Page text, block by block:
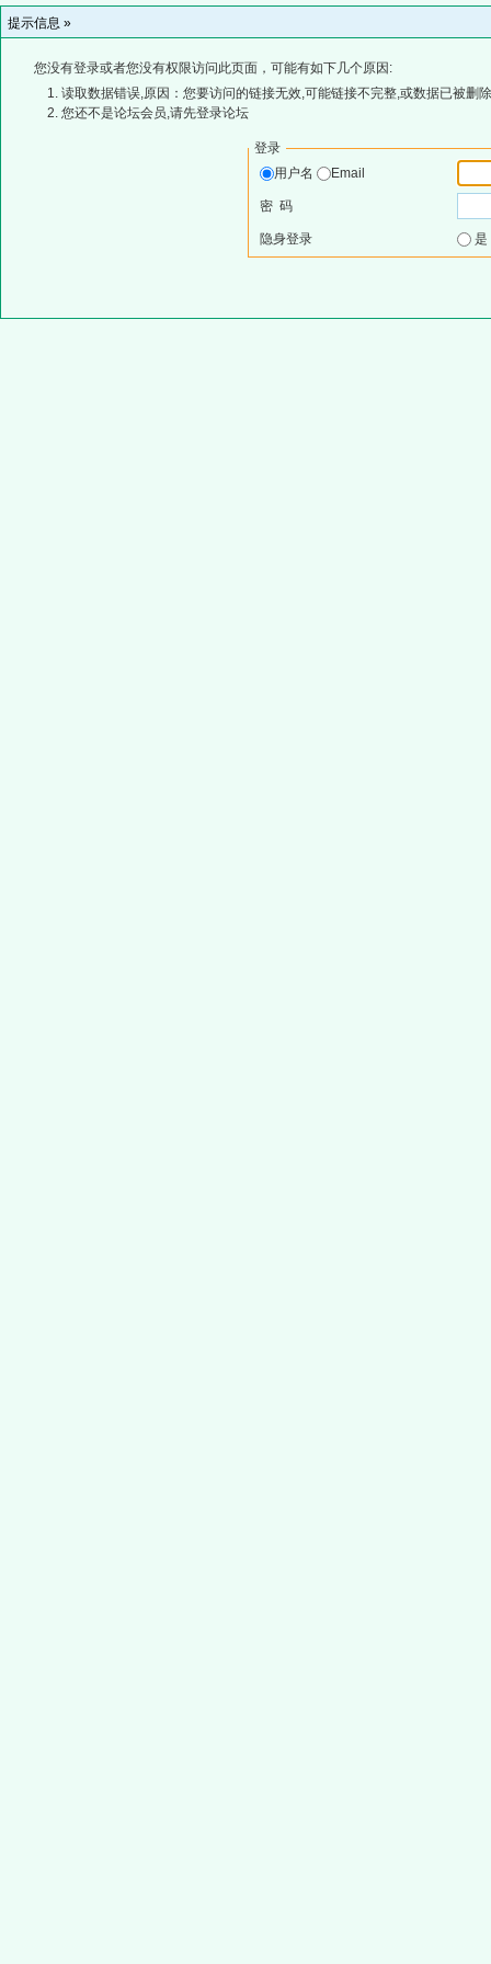
提示信息 »
您没有登录或者您没有权限访问此页面，可能有如下几个原因:
读取数据错误,原因：您要访问的链接无效,可能链接不完整,或数据已被删
您还不是论坛会员,请先登录论坛
登录
用户名
Email
密 码
隐身登录